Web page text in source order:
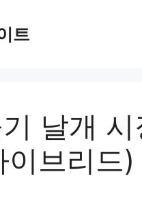
트
날개 시
브리드)